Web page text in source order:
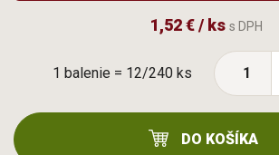
1 balenie = 12/240 ks
1,52 € / ks s DPH
DO KOŠÍKA